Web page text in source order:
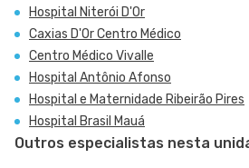
Hospital Niterói D'Or
Caxias D'Or Centro Médico
Centro Médico Vivalle
Hospital Antônio Afonso
Hospital e Maternidade Ribeirão Pires
Hospital Brasil Mauá
Outros especialistas nesta